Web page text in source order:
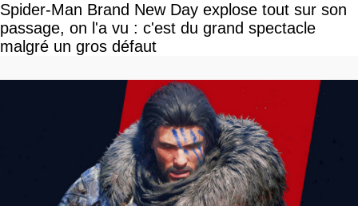
Spider-Man Brand New Day explose tout sur son
passage, on l'a vu : c'est du grand spectacle
malgré un gros défaut